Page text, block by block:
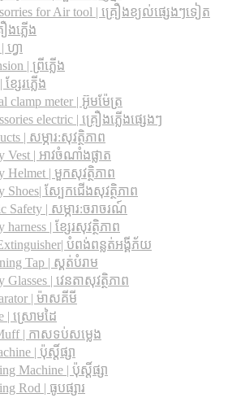
for Air tool | គ្រឿងខ្យល់ផ្សេងៗទៀត
ងភ្លើង
ហ្វា
| ព្រីភ្លើង
សែរភ្លើង
clamp meter | អ៊ូមម៉ែត្រ
electric | គ្រឿងភ្លើងផ្សេងៗ
| សម្ភារ:សុវត្ថិភាព
Vest | អាវចំណាំងផ្លាត
Helmet | មួកសុវត្ថិភាព
Shoes| ស្បែកជើងសុវត្ថិភាព
Safety​ | សម្ភារ:ចរាចរណ៍
harness | ខ្សែរសុវត្ថិភាព
បំពង់ពន្លត់អង្គីភ័យ
Tap | ស្គត់បំរាម
Glasses | វេនតាសុវត្ថិភាព
| ម៉ាសគីមី
| ស្រោមដៃ
| កាសទប់សម្លេង
| ប៉ុស្តិ៍ផ្សា
Machine | ប៉ុស្តិ៍ផ្សា
Rod | ធូបផ្សារ